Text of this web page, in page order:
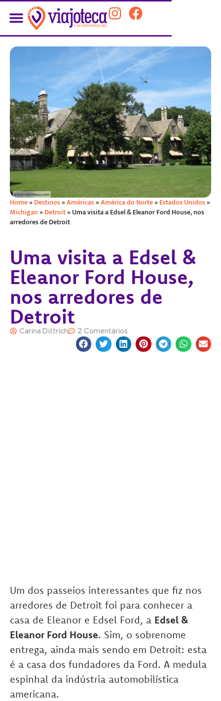
Home»Destinos»Américas»América do Norte»Estados Unidos»
Michigan»Detroit»Uma visita a Edsel & Eleanor Ford House, nos
arredores de Detroit
Uma visita a Edsel &
Eleanor Ford House,
nos arredores de
Detroit
Carina Dittrich 2 Comentários
Um dos passeios interessantes que fiz nos
arredores de Detroit foi para conhecer a
casa de Eleanor e Edsel Ford, a Edsel &
Eleanor Ford House. Sim, o sobrenome
entrega, ainda mais sendo em Detroit: esta
é a casa dos fundadores da Ford. A medula
espinhal da indústria automobilística
americana.